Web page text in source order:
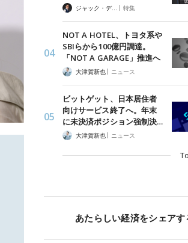
ジャック・デロン（Jack Derong） | 特集
NOT A HOTEL、トヨタ系や
SBIらから100億円調達。
「NOT A GARAGE」推進へ
大津賀新也| ニュース
ビットゲット、日本居住者
向けサービス終了へ。年末
に未決済ポジション強制決…
大津賀新也| ニュース
あたらしい経済をシェアす